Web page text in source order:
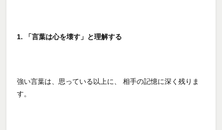
1. 「言葉は心を壊す」と理解する
強い言葉は、思っている以上に、 相手の記憶に深く残りま
す。